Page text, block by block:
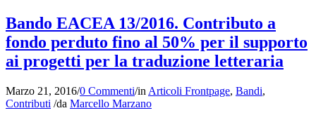
Bando EACEA 13/2016. Contributo a
fondo perduto fino al 50% per il supporto
ai progetti per la traduzione letteraria
Marzo 21, 2016/0 Commenti/in Articoli Frontpage, Bandi,
Contributi /da Marcello Marzano